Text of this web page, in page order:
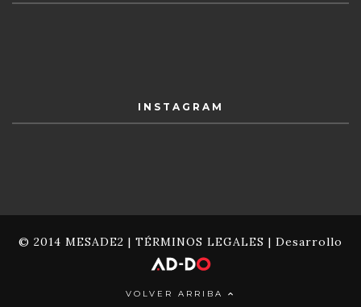
INSTAGRAM
© 2014 MESADE2 | TÉRMINOS LEGALES | Desarrollo
VOLVER ARRIBA